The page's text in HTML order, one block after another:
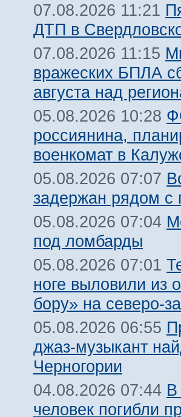
07.08.2026 11:21
ДТП в
07.08.2026 11:15
вражеских БПЛА
августа над
05.08.2026 10:28
россиянина,
военкомат в
05.08.2026 07:07
задержан рядом с
05.08.2026 07:04
под ломбарды
05.08.2026 07:01
ноге выловили из
бору» на северо-
05.08.2026 06:55
джаз-музыкант
Черногории
04.08.2026 07:44 В
человек погибли